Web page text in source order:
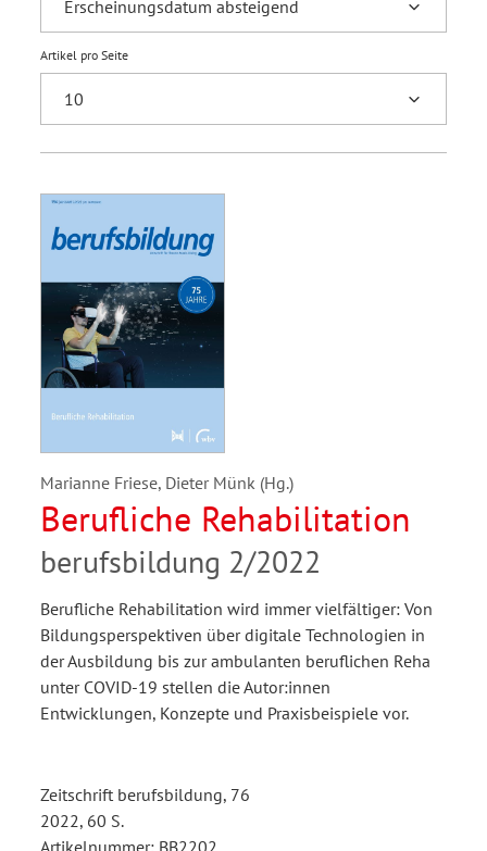
Artikel pro Seite
Marianne Friese, Dieter Münk (Hg.)
Berufliche Rehabilitation
berufsbildung 2/2022
Berufliche Rehabilitation wird immer vielfältiger: Von
Bildungsperspektiven über digitale Technologien in
der Ausbildung bis zur ambulanten beruflichen Reha
unter COVID-19 stellen die Autor:innen
Entwicklungen, Konzepte und Praxisbeispiele vor.
Zeitschrift berufsbildung, 76
2022, 60 S.